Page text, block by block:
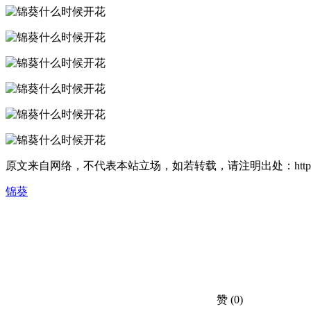
原文来自网络，不代表本站立场，如若转载，请注明出处：
锦葵
赞 (0)